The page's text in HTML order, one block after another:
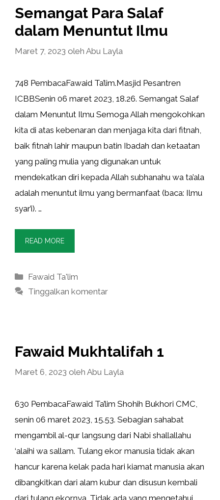
Semangat Para Salaf
dalam Menuntut Ilmu
Maret 7, 2023 oleh Abu Layla
748 PembacaFawaid Ta’lim.Masjid Pesantren
ICBBSenin 06 maret 2023, 18.26. Semangat Salaf
dalam Menuntut Ilmu Semoga Allah mengokohkan
kita di atas kebenaran dan menjaga kita dari fitnah,
baik fitnah lahir maupun batin Ibadah dan ketaatan
yang paling mulia yang digunakan untuk
mendekatkan diri kepada Allah subhanahu wa ta’ala
adalah menuntut ilmu yang bermanfaat (baca: Ilmu
syar’i). …
READ MORE
Kategori
Fawaid Ta'lim
Tinggalkan komentar
Fawaid Mukhtalifah 1
Maret 6, 2023 oleh Abu Layla
630 PembacaFawaid Ta’lim Shohih Bukhori CMC,
senin 06 maret 2023, 15.53. Sebagian sahabat
mengambil al-qur langsung dari Nabi shallallahu
‘alaihi wa sallam. Tulang ekor manusia tidak akan
hancur karena kelak pada hari kiamat manusia akan
dibangkitkan dari alam kubur dan disusun kembali
dari tulang ekornya. Tidak ada yang mengetahui